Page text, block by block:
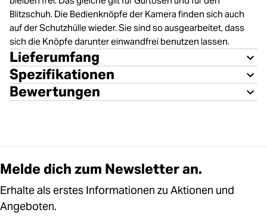
Blitzschuh. Die Bedienknöpfe der Kamera finden sich auch
auf der Schutzhülle wieder. Sie sind so ausgearbeitet, dass
sich die Knöpfe darunter einwandfrei benutzen lassen.
Lieferumfang
Spezifikationen
Bewertungen
Melde dich zum Newsletter an.
Erhalte als erstes Informationen zu Aktionen und
Angeboten.